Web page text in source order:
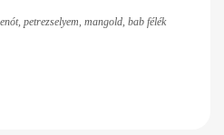
petrezselyem, mangold, bab félék